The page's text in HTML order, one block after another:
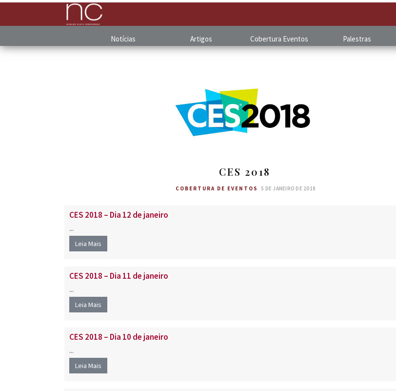
Notícias Artigos Cobertura Eventos Palestras
CES 2018
COBERTURA DE EVENTOS 5 DE JANEIRO DE 2018
CES 2018 – Dia 12 de janeiro
...
Leia Mais
CES 2018 – Dia 11 de janeiro
...
Leia Mais
CES 2018 – Dia 10 de janeiro
...
Leia Mais